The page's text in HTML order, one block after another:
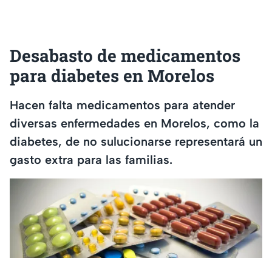
Desabasto de medicamentos
para diabetes en Morelos
Hacen falta medicamentos para atender
diversas enfermedades en Morelos, como la
diabetes, de no sulucionarse representará un
gasto extra para las familias.